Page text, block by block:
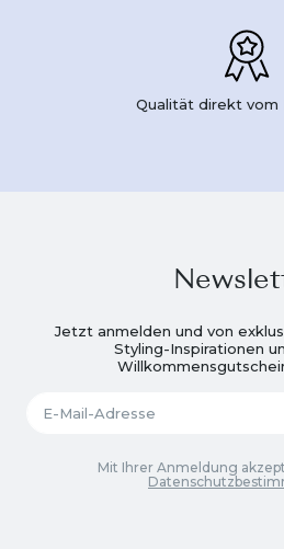
Qualität direkt vom
Jetzt anmelden und von
Styling-Inspirationen
Mit Ihrer Anmeldung